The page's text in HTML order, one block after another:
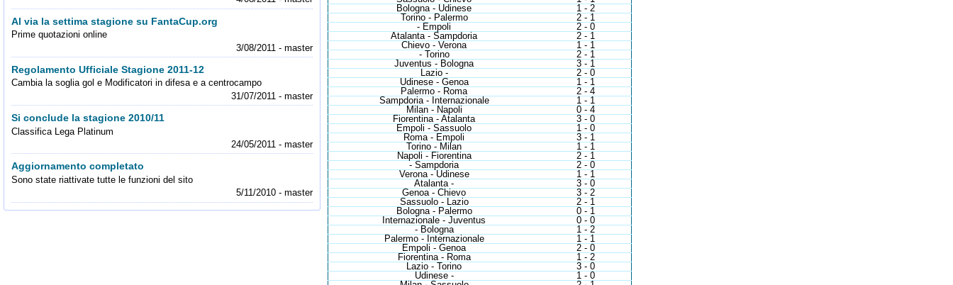
Al via la settima stagione su FantaCup.org
Prime quotazioni online
3/08/2011 - master
Regolamento Ufficiale Stagione 2011-12
Cambia la soglia gol e Modificatori in difesa e a centrocampo
31/07/2011 - master
Si conclude la stagione 2010/11
Classifica Lega Platinum
24/05/2011 - master
Aggiornamento completato
Sono state riattivate tutte le funzioni del sito
5/11/2010 - master
Bologna - Udinese
1 - 2
Torino - Palermo
2 - 1
- Empoli
2 - 0
Atalanta - Sampdoria
2 - 1
Chievo - Verona
1 - 1
- Torino
2 - 1
Juventus - Bologna
3 - 1
Lazio -
2 - 0
Udinese - Genoa
1 - 1
Palermo - Roma
2 - 4
Sampdoria - Internazionale
1 - 1
Milan - Napoli
0 - 4
Fiorentina - Atalanta
3 - 0
Empoli - Sassuolo
1 - 0
Roma - Empoli
3 - 1
Torino - Milan
1 - 1
Napoli - Fiorentina
2 - 1
- Sampdoria
2 - 0
Verona - Udinese
1 - 1
Atalanta -
3 - 0
Genoa - Chievo
3 - 2
Sassuolo - Lazio
2 - 1
Bologna - Palermo
0 - 1
Internazionale - Juventus
0 - 0
- Bologna
1 - 2
Palermo - Internazionale
1 - 1
Empoli - Genoa
2 - 0
Fiorentina - Roma
1 - 2
Lazio - Torino
3 - 0
Udinese -
1 - 0